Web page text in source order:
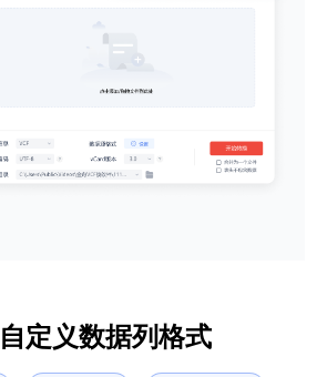
定义数据列格式